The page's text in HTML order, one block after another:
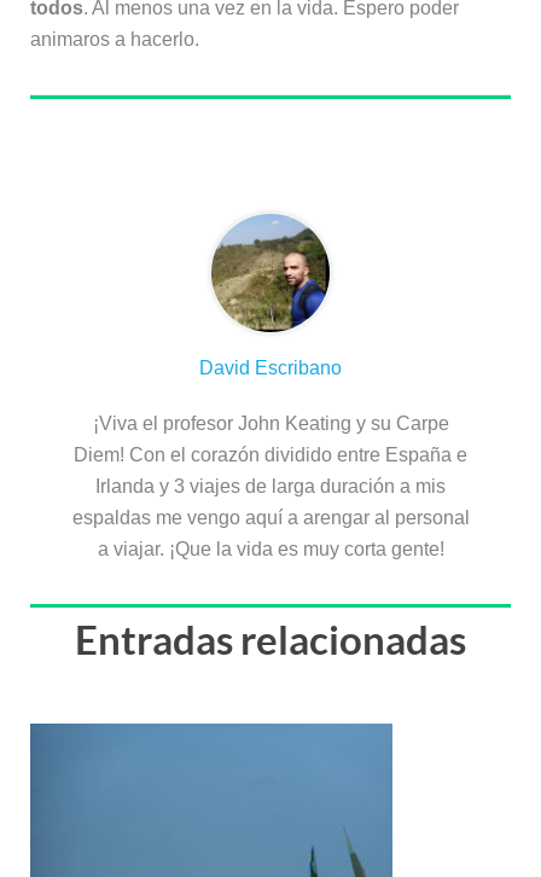
todos. Al menos una vez en la vida. Espero poder
animaros a hacerlo.
David Escribano
¡Viva el profesor John Keating y su Carpe
Diem! Con el corazón dividido entre España e
Irlanda y 3 viajes de larga duración a mis
espaldas me vengo aquí a arengar al personal
a viajar. ¡Que la vida es muy corta gente!
Entradas relacionadas